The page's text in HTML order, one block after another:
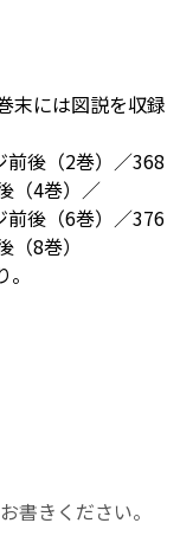
末には図説を収録
後（2巻）／368
（4巻）／
後（6巻）／376
8巻）
書きください。